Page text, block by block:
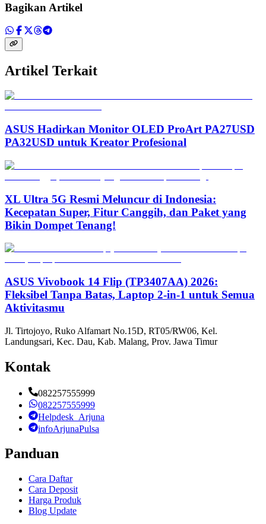
Bagikan Artikel
Artikel Terkait
ASUS Hadirkan Monitor OLED ProArt PA27USD
PA32USD untuk Kreator Profesional
XL Ultra 5G Resmi Meluncur di Indonesia:
Kecepatan Super, Fitur Canggih, dan Paket yang
Bikin Dompet Tenang!
ASUS Vivobook 14 Flip (TP3407AA) 2026:
Fleksibel Tanpa Batas, Laptop 2-in-1 untuk Semua
Aktivitasmu
Jl. Tirtojoyo, Ruko Alfamart No.15D, RT05/RW06, Kel.
Landungsari, Kec. Dau, Kab. Malang, Prov. Jawa Timur
Kontak
082257555999
082257555999
Helpdesk_Arjuna
infoArjunaPulsa
Panduan
Cara Daftar
Cara Deposit
Harga Produk
Blog Update